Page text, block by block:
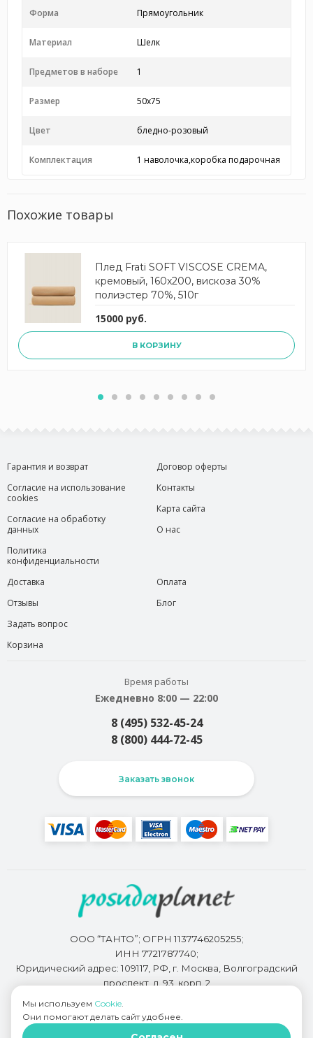
Форма Прямоугольник
Материал Шелк
Предметов в наборе 1
Размер 50x75
Цвет бледно-розовый
Комплектация 1 наволочка,коробка подарочная
Похожие товары
Плед Frati SOFT VISCOSE CREMA,
кремовый, 160x200, вискоза 30%
полиэстер 70%, 510г
15000 руб.
В КОРЗИНУ
Гарантия и возврат
Согласие на использование
cookies
Согласие на обработку
данных
Политика
конфиденциальности
Договор оферты
Контакты
Карта сайта
О нас
Доставка
Отзывы
Задать вопрос
Корзина
Оплата
Блог
Время работы
Ежедневно 8:00 — 22:00
8 (495) 532-45-24
8 (800) 444-72-45
Заказать звонок
ООО “ТАНТО”; ОГРН 1137746205255;
ИНН 7721787740;
Юридический адрес: 109117, РФ, г. Москва, Волгоградский
проспект, д. 93, корп. 2
Разработкой сайта занимается
Мы используем Cookie.
Они помогают делать сайт удобнее.